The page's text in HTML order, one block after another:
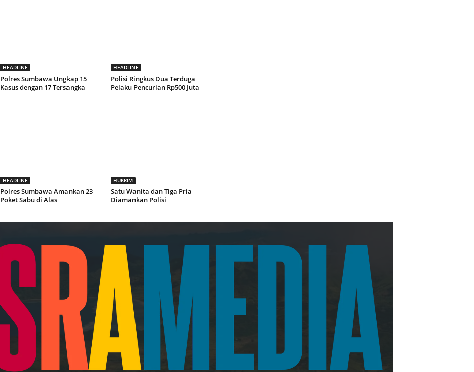
HEADLINE
Polres Sumbawa Ungkap 15
Kasus dengan 17 Tersangka
HEADLINE
Polisi Ringkus Dua Terduga
Pelaku Pencurian Rp500 Juta
HEADLINE
Polres Sumbawa Amankan 23
Poket Sabu di Alas
HUKRIM
Satu Wanita dan Tiga Pria
Diamankan Polisi